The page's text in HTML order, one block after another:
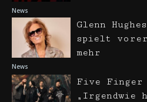
News
News
Glenn
spielt
mehr
Five Finger
„Irgendwie